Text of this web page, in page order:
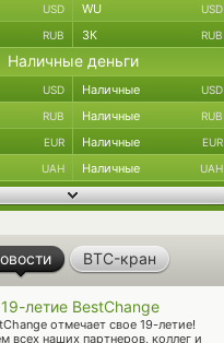
USD WU USD
RUB ЗК RUB
Наличные деньги
USD Наличные USD
RUB Наличные RUB
EUR Наличные EUR
UAH Наличные UAH
BTC-кран
19-летие BestChange
отмечает свое 19-летие!
всех наших партнеров, коллег и